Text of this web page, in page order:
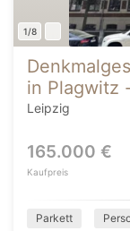
1/8
in Plagwitz
Leipzig
165.000 €
Kaufpreis
Parkett